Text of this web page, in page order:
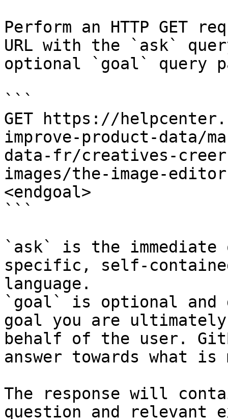
Perform an HTTP GET
URL with the `ask`
optional `goal` query
```
GET https://
improve-product-data/
data-fr/creatives-
images/the-image-
<endgoal>
```
`ask` is the
specific, self-
language.
`goal` is optional and
goal you are
behalf of the user.
answer towards what
The response will
question and relevant